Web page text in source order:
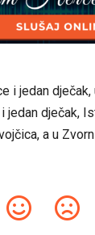
i jedan
dječak,
a u